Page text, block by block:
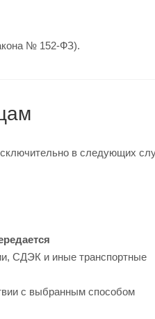
№ 152-ФЗ).
в следующих
СДЭК и иные транспортные
с выбранным способом